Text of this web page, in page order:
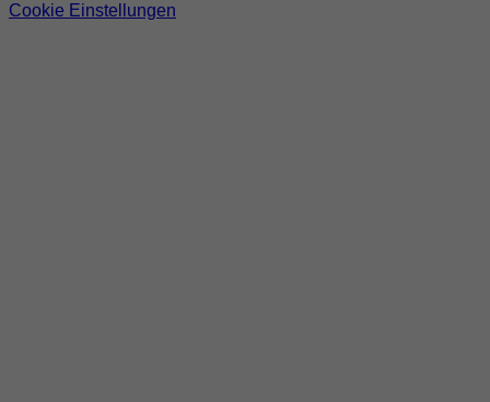
Cookie Einstellungen